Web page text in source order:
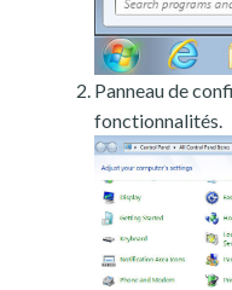
Panneau de
fonctionnalités.